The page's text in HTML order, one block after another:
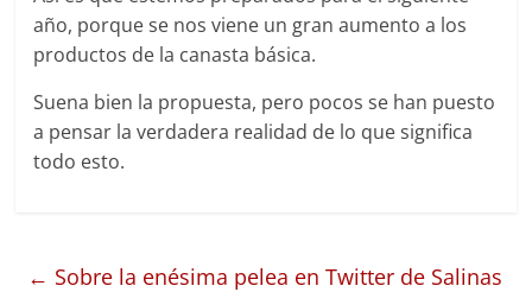
año, porque se nos viene un gran aumento a los
productos de la canasta básica.
Suena bien la propuesta, pero pocos se han puesto
a pensar la verdadera realidad de lo que significa
todo esto.
← Sobre la enésima pelea en Twitter de Salinas